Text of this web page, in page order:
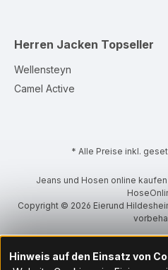
Herren Jacken Topseller
Wellensteyn
Camel Active
* Alle Preise inkl.
Jeans und Hosen online
Copyright © 2026 Eierund
Hinweis auf den Einsatz von